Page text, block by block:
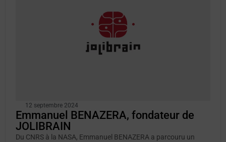
12 septembre 2024
Emmanuel BENAZERA, fondateur de
JOLIBRAIN
Du CNRS à la NASA, Emmanuel BENAZERA a parcouru un